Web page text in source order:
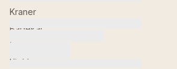
Kraner
Badekar
Toaletter
Kjøkken